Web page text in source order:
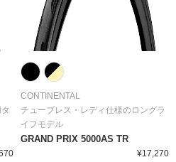
CONTINENTAL
チューブレス・レディ仕様のロングラ
イフモデル
GRAND PRIX 5000AS TR
¥17,270